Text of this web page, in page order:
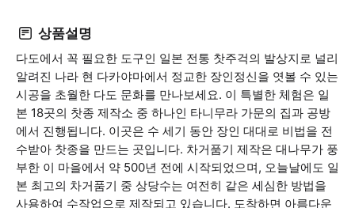
상품설명
다도에서 꼭 필요한 도구인 일본 전통 찻주걱의 발상지로 널리
알려진 나라 현 다카야마에서 정교한 장인정신을 엿볼 수 있는
시공을 초월한 다도 문화를 만나보세요. 이 특별한 체험은 일
본 18곳의 찻종 제작소 중 하나인 타니무라 가문의 집과 공방
에서 진행됩니다. 이곳은 수 세기 동안 장인 대대로 비법을 전
수받아 찻종을 만드는 곳입니다. 차거품기 제작은 대나무가 풍
부한 이 마을에서 약 500년 전에 시작되었으며, 오늘날에도 일
본 최고의 차거품기 중 상당수는 여전히 같은 세심한 방법을
사용하여 수작업으로 제작되고 있습니다. 도착하면 아름다운